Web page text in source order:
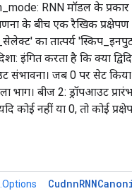
RNN मॉडल के
के बीच एक रैखिक
का तात्पर्य
इंगित करता है कि क्या
संभावना। जब 0 पर सेट
बीज 2: ड्रॉपआउट
कोई नहीं या 0, तो कोई
Cudnn